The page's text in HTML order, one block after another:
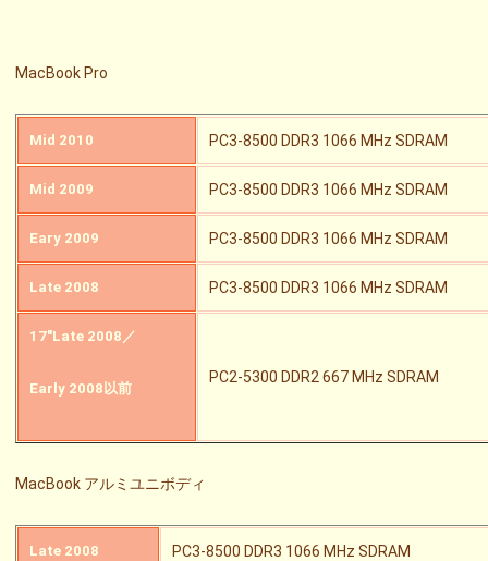
MacBook Pro
Mid 2010 PC3-8500 DDR3 1066 MHz SDRAM
Mid 2009 PC3-8500 DDR3 1066 MHz SDRAM
Eary 2009 PC3-8500 DDR3 1066 MHz SDRAM
Late 2008 PC3-8500 DDR3 1066 MHz SDRAM
17″Late 2008／
Early 2008以前
PC2-5300 DDR2 667 MHz SDRAM
MacBook アルミユニボディ
Late 2008 PC3-8500 DDR3 1066 MHz SDRAM